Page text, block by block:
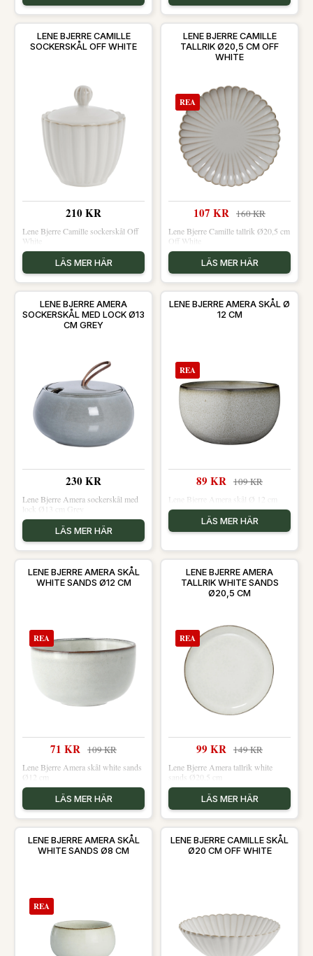
LENE BJERRE CAMILLE
SOCKERSKÅL OFF WHITE
210 KR
Lene Bjerre Camille sockerskål Off
White
LÄS MER HÄR
LENE BJERRE CAMILLE
TALLRIK Ø20,5 CM OFF
WHITE
REA
107 KR 160 KR
Lene Bjerre Camille tallrik Ø20,5 cm
Off White
LÄS MER HÄR
LENE BJERRE AMERA
SOCKERSKÅL MED LOCK Ø13
CM GREY
230 KR
Lene Bjerre Amera sockerskål med
lock Ø13 cm Grey
LÄS MER HÄR
LENE BJERRE AMERA SKÅL Ø
12 CM
REA
89 KR 109 KR
Lene Bjerre Amera skål Ø 12 cm
LÄS MER HÄR
LENE BJERRE AMERA SKÅL
WHITE SANDS Ø12 CM
REA
71 KR 109 KR
Lene Bjerre Amera skål white sands
Ø12 cm
LÄS MER HÄR
LENE BJERRE AMERA
TALLRIK WHITE SANDS
Ø20,5 CM
REA
99 KR 149 KR
Lene Bjerre Amera tallrik white
sands Ø20,5 cm
LÄS MER HÄR
LENE BJERRE AMERA SKÅL
WHITE SANDS Ø8 CM
REA
LENE BJERRE CAMILLE SKÅL
Ø20 CM OFF WHITE